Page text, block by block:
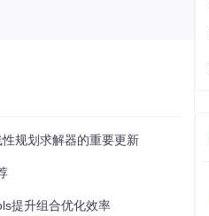
规划求解器的重要更新
提升组合优化效率